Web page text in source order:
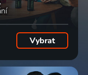
Vybrat